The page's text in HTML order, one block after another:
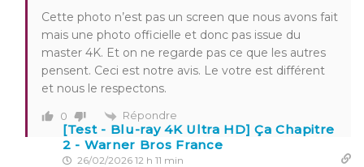
Cette photo n’est pas un screen que nous avons fait
mais une photo officielle et donc pas issue du
master 4K. Et on ne regarde pas ce que les autres
pensent. Ceci est notre avis. Le votre est différent
et nous le respectons.
0 Répondre
[Test - Blu-ray 4K Ultra HD] Ça Chapitre
2 - Warner Bros France
26/02/2026 12 h 11 min